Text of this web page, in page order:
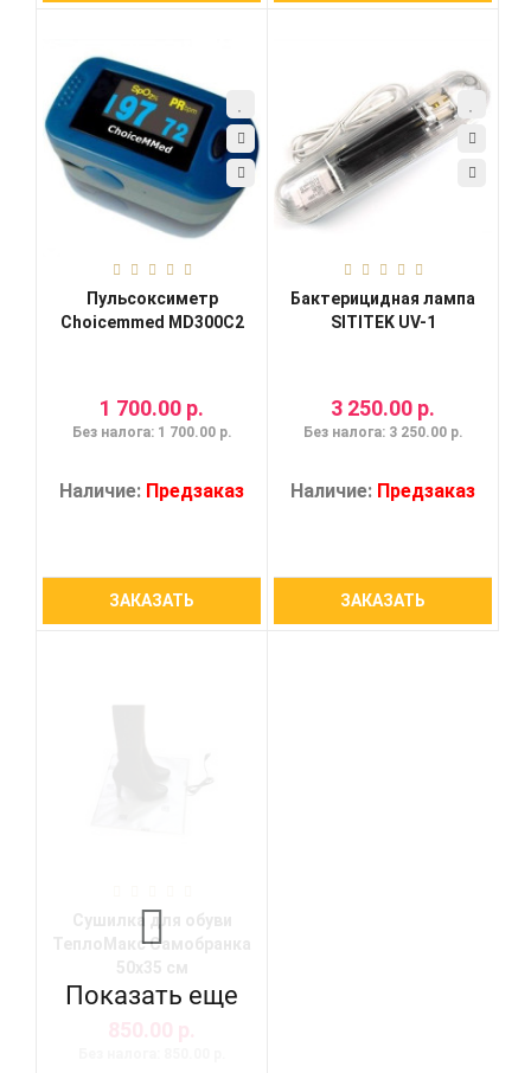
Пульсоксиметр
Choicemmed MD300C2
1 700.00 р.
Без налога: 1 700.00 р.
Наличие: Предзаказ
ЗАКАЗАТЬ
Бактерицидная лампа
SITITEK UV-1
3 250.00 р.
Без налога: 3 250.00 р.
Наличие: Предзаказ
ЗАКАЗАТЬ
ТеплоМакс Самобранка
Показать еще